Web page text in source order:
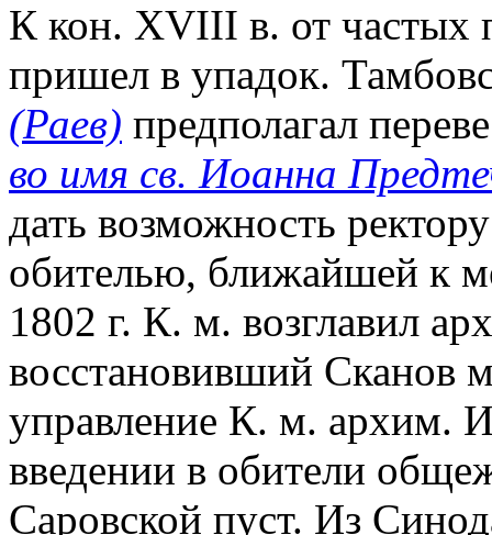
К кон. XVIII в. от частых
пришел в упадок.
(Раев) предполагал
во имя св. Иоанна
дать возможность
обителью, ближайшей к
1802 г. К. м. возглавил
восстановивший Сканов
управление К. м. архим.
введении в обители
Саровской пуст. Из